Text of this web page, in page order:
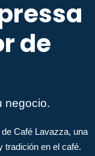
de
negocio.
Café Lavazza, una
tradición en el café.